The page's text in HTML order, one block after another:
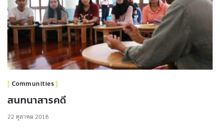
Communities
สนทนาสารคดี
22 ตุลาคม 2018